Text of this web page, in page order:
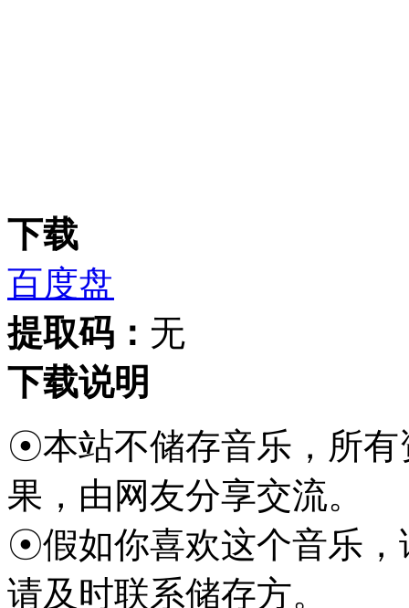
下载
百度盘
提取码： 无
下载说明
☉本站不储存音乐，所有
果，由网友分享交流。
☉假如你喜欢这个音乐，
请及时联系储存方。